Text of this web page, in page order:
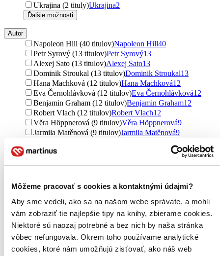
Môžeme pracovať s cookies a kontaktnými údajmi?
Aby sme vedeli, ako sa na našom webe správate, a mohli
vám zobraziť tie najlepšie tipy na knihy, zbierame cookies.
Niektoré sú naozaj potrebné a bez nich by naša stránka
vôbec nefungovala. Okrem toho používame analytické
cookies, ktoré nám umožňujú zisťovať, ako náš web
Ukrajina (2 tituly)Ukrajina2
Ďalšie možnosti
Autor
Napoleon Hill (40 titulov)Napoleon Hill40
Petr Syrový (13 titulov)Petr Syrový13
Alexej Sato (13 titulov)Alexej Sato13
Dominik Stroukal (13 titulov)Dominik Stroukal13
Hana Machková (12 titulov)Hana Machková12
Eva Černohlávková (12 titulov)Eva Černohlávková12
Benjamin Graham (12 titulov)Benjamin Graham12
Robert Vlach (12 titulov)Robert Vlach12
Věra Höppnerová (9 titulov)Věra Höppnerová9
Jarmila Matěnová (9 titulov)Jarmila Matěnová9
Ross Brawn (9 titulov)
Jan Skalický (8 titulov)
Jan Skalický
Eliot Brown (7 titulov)Eliot Brown7
Simon Sinek (7 titulov)Simon Sinek7
Jason Zweig (7 titulov)Jason Zweig7
Steven Bartlett (7 titulov)
Steven Bartlett
Adam Parr (7 titulov)
Will Guidara (6 titulov) Will Guidara6
Ryan Holiday (6 titulov)Ryan Holiday6